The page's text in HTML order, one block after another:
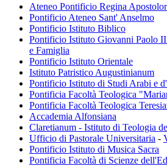
Ateneo Pontificio Regina
Pontificio Ateneo Sant' Anselmo
Pontificio Istituto Biblico
Pontificio Istituto Giovanni Paolo
e Famiglia
Pontificio Istituto Orientale
Istituto Patristico Augustinianum
Pontificio Istituto di Studi Arabi e
Pontificia Facoltà Teologica
Pontificia Facoltà Teologica
Accademia Alfonsiana
Claretianum - Istituto di Teologia
Ufficio di Pastorale Universitaria -
Pontificio Istituto di Musica Sacra
Pontificia Facoltà di Scienze